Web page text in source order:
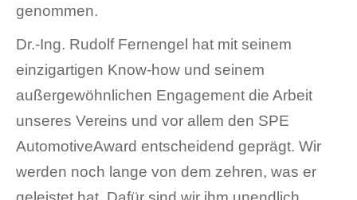
genommen.
Dr.-Ing. Rudolf Fernengel hat mit seinem
einzigartigen Know-how und seinem
außergewöhnlichen Engagement die Arbeit
unseres Vereins und vor allem den SPE
AutomotiveAward entscheidend geprägt. Wir
werden noch lange von dem zehren, was er